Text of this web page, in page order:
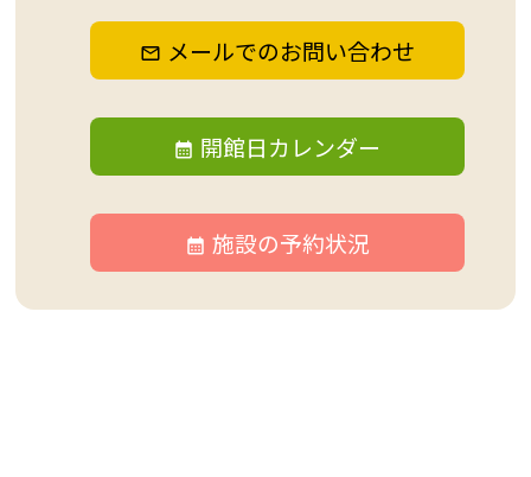
メールでのお問い合わせ
開館日カレンダー
施設の予約状況